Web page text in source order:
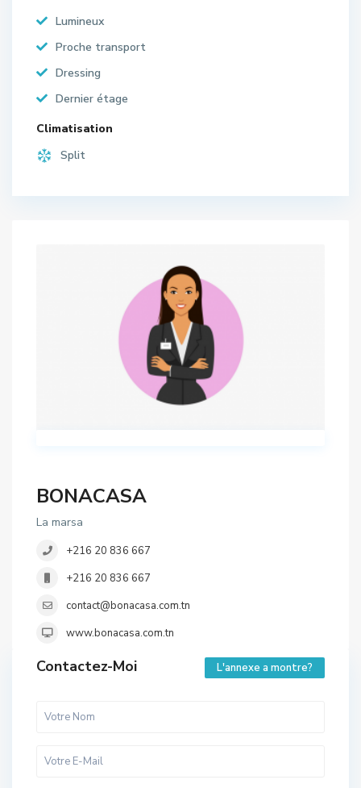
Lumineux
Proche transport
Dressing
Dernier étage
Climatisation
Split
BONACASA
La marsa
+216 20 836 667
+216 20 836 667
contact@bonacasa.com.tn
www.bonacasa.com.tn
Contactez-Moi L'annexe a montre?